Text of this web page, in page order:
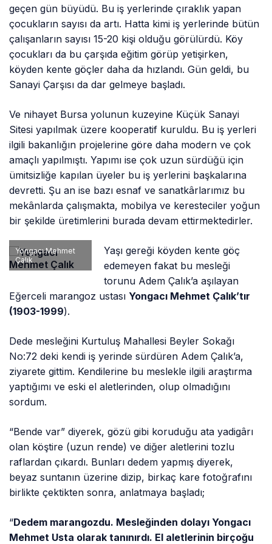
geçen gün büyüdü. Bu iş yerlerinde çıraklık yapan
çocukların sayısı da artı. Hatta kimi iş yerlerinde bütün
çalışanların sayısı 15-20 kişi olduğu görülürdü. Köy
çocukları da bu çarşıda eğitim görüp yetişirken,
köyden kente göçler daha da hızlandı. Gün geldi, bu
Sanayi Çarşısı da dar gelmeye başladı.
Ve nihayet Bursa yolunun kuzeyine Küçük Sanayi
Sitesi yapılmak üzere kooperatif kuruldu. Bu iş yerleri
ilgili bakanlığın projelerine göre daha modern ve çok
amaçlı yapılmıştı. Yapımı ise çok uzun sürdüğü için
ümitsizliğe kapılan üyeler bu iş yerlerini başkalarına
devretti. Şu an ise bazı esnaf ve sanatkârlarımız bu
mekânlarda çalışmakta, mobilya ve keresteciler yoğun
bir şekilde üretimlerini burada devam ettirmektedirler.
Yongacı Mehmet
Çalık
Yaşı gereği köyden kente göç
edemeyen fakat bu mesleği
torunu Adem Çalık’a aşılayan
Eğerceli marangoz ustası Yongacı Mehmet Çalık’tır
(1903-1999).
Dede mesleğini Kurtuluş Mahallesi Beyler Sokağı
No:72 deki kendi iş yerinde sürdüren Adem Çalık’a,
ziyarete gittim. Kendilerine bu meslekle ilgili araştırma
yaptığımı ve eski el aletlerinden, olup olmadığını
sordum.
“Bende var” diyerek, gözü gibi koruduğu ata yadigârı
olan köştire (uzun rende) ve diğer aletlerini tozlu
raflardan çıkardı. Bunları dedem yapmış diyerek,
beyaz suntanın üzerine dizip, birkaç kare fotoğrafını
birlikte çektikten sonra, anlatmaya başladı;
“Dedem marangozdu. Mesleğinden dolayı Yongacı
Mehmet Usta olarak tanınırdı. El aletlerinin birçoğu